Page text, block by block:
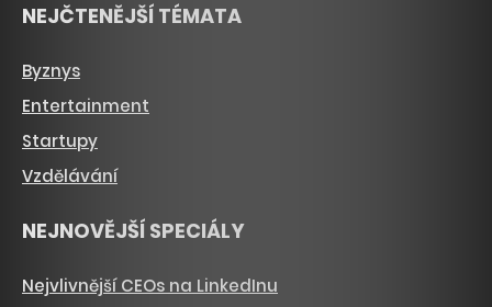
NEJČTENĚJŠÍ TÉMATA
Byznys
Entertainment
Startupy
Vzdělávání
NEJNOVĚJŠÍ SPECIÁLY
Nejvlivnější CEOs na LinkedInu